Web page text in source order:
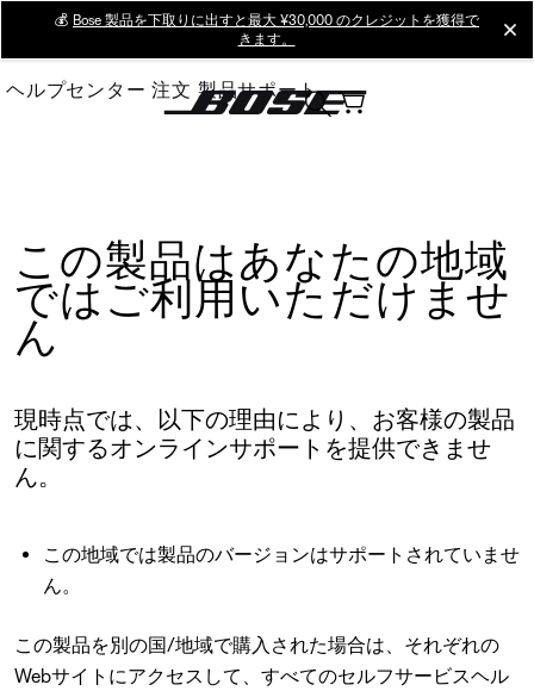
Main
💰 Bose 製品を下取りに出すと最大 ¥30,000 のクレジットを獲得で
きます。
ヘルプセンター 注文 製品サポート
この製品はあなたの地域
ではご利用いただけませ
ん
現時点では、以下の理由により、お客様の製品
に関するオンラインサポートを提供できませ
ん。
この地域では製品のバージョンはサポートされていませ
ん。
この製品を別の国/地域で購入された場合は、それぞれの
Webサイトにアクセスして、すべてのセルフサービスヘル